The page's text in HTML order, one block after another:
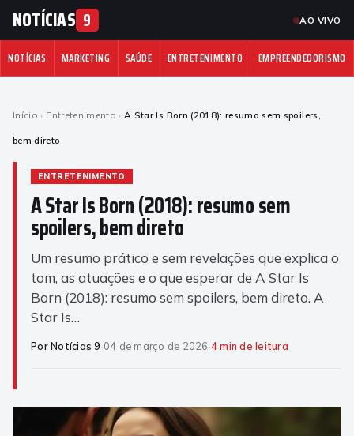
NOTÍCIAS 9 AO VIVO
NOTÍCIAS MARKETING SAÚDE ENTRETENIMENTO EMPREENDEDORISMO
Início › Entretenimento › A Star Is Born (2018): resumo sem spoilers,
bem direto
ENTRETENIMENTO
A Star Is Born (2018): resumo sem
spoilers, bem direto
Um resumo prático e sem revelações que explica o
tom, as atuações e o que esperar de A Star Is
Born (2018): resumo sem spoilers, bem direto. A
Star Is…
Por Notícias 9·04 de março de 2026·4 min de leitura